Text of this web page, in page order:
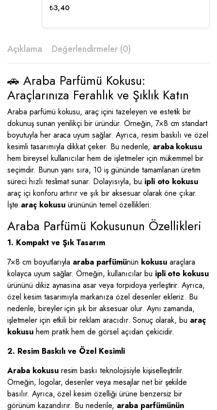
₺3,40
Açıklama Değerlendirmeler (0)
🚗 Araba Parfümü Kokusu:
Araçlarınıza Ferahlık ve Şıklık Katın
Araba parfümü kokusu, araç içini tazeleyen ve estetik bir
dokunuş sunan yenilikçi bir üründür. Örneğin, 7×8 cm standart
boyutuyla her araca uyum sağlar. Ayrıca, resim baskılı ve özel
kesimli tasarımıyla dikkat çeker. Bu nedenle, araba kokusu
hem bireysel kullanıcılar hem de işletmeler için mükemmel bir
seçimdir. Bunun yanı sıra, 10 iş gününde tamamlanan üretim
süreci hızlı teslimat sunar. Dolayısıyla, bu ipli oto kokusu
araç içi konforu artırır ve şık bir aksesuar olarak öne çıkar.
İşte araç kokusuürününün temel özellikleri:
Araba Parfümü Kokusunun Özellikleri
1. Kompakt ve Şık Tasarım
7×8 cm boyutlarıyla araba parfümünün kokusuaraçlara
kolayca uyum sağlar. Örneğin, kullanıcılar bu ipli oto kokusu
ürününü dikiz aynasına asar veya torpidoya yerleştirir. Ayrıca,
özel kesim tasarımıyla markanıza özel desenler ekleriz. Bu
nedenle, bireyler için şık bir aksesuar olur. Aynı zamanda,
işletmeler için etkili bir reklam aracıdır. Sonuç olarak, bu araç
kokusuhem pratik hem de görsel açıdan çekicidir.
2. Resim Baskılı ve Özel Kesimli
Araba kokusuresim baskı teknolojisiyle kişiselleştirilir.
Örneğin, logolar, desenler veya mesajlar net bir şekilde
basılır. Ayrıca, özel kesim özelliği ürüne benzersiz bir
görünüm kazandırır. Bu nedenle, araba parfümünün